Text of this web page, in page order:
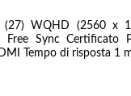
WQHD (2560 x
Free Sync Certificato
Tempo di risposta 1